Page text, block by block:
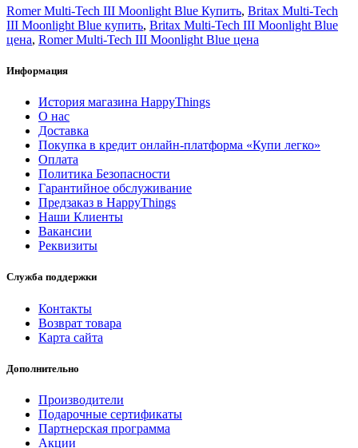
Romer Multi-Tech III Moonlight Blue Купить, Britax Multi-Tech
III Moonlight Blue купить, Britax Multi-Tech III Moonlight Blue
цена, Romer Multi-Tech III Moonlight Blue цена
Информация
История магазина HappyThings
О нас
Доставка
Покупка в кредит онлайн-платформа «Купи легко»
Оплата
Политика Безопасности
Гарантийное обслуживание
Предзаказ в HappyThings
Наши Клиенты
Вакансии
Реквизиты
Служба поддержки
Контакты
Возврат товара
Карта сайта
Дополнительно
Производители
Подарочные сертификаты
Партнерская программа
Акции